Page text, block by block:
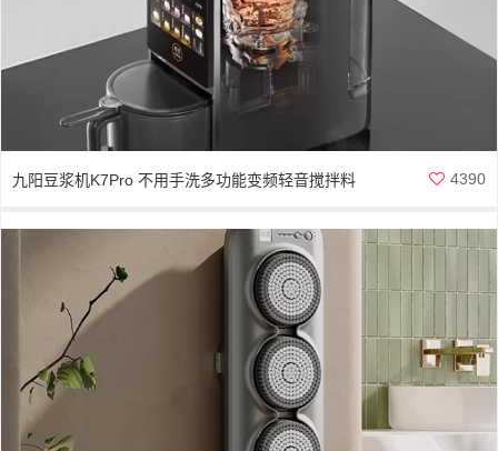
九阳豆浆机K7Pro 不用手洗多功能变频轻音搅拌料 4390